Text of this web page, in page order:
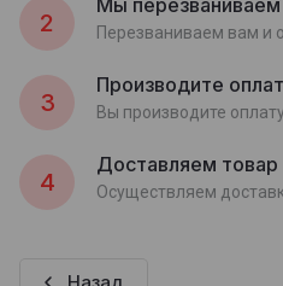
2
Мы перезваниваем
Перезваниваем вам и
3
Производите
Вы производите
4
Доставляем товар
Осуществляем